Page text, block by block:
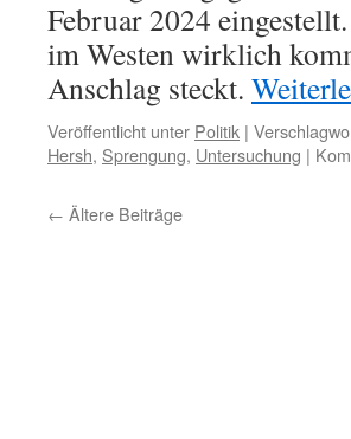
Februar 2024
im Westen wirklich
Anschlag steckt.
Veröffentlicht unter Politik |
Hersh, Sprengung, Untersuchung |
← Ältere Beiträge